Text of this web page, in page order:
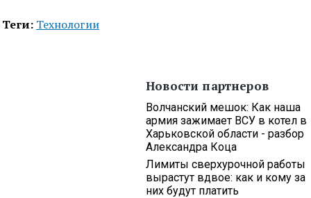
Теги: Технологии
Новости партнеров
Волчанский мешок: Как наша
армия зажимает ВСУ в котел в
Харьковской области - разбор
Александра Коца
Лимиты сверхурочной работы
вырастут вдвое: как и кому за
них будут платить